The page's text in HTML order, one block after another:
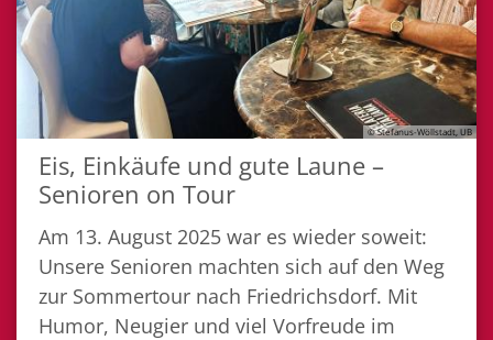
© Stefanus-Wöllstadt, UB
Eis, Einkäufe und gute Laune –
Senioren on Tour
Am 13. August 2025 war es wieder soweit:
Unsere Senioren machten sich auf den Weg
zur Sommertour nach Friedrichsdorf. Mit
Humor, Neugier und viel Vorfreude im